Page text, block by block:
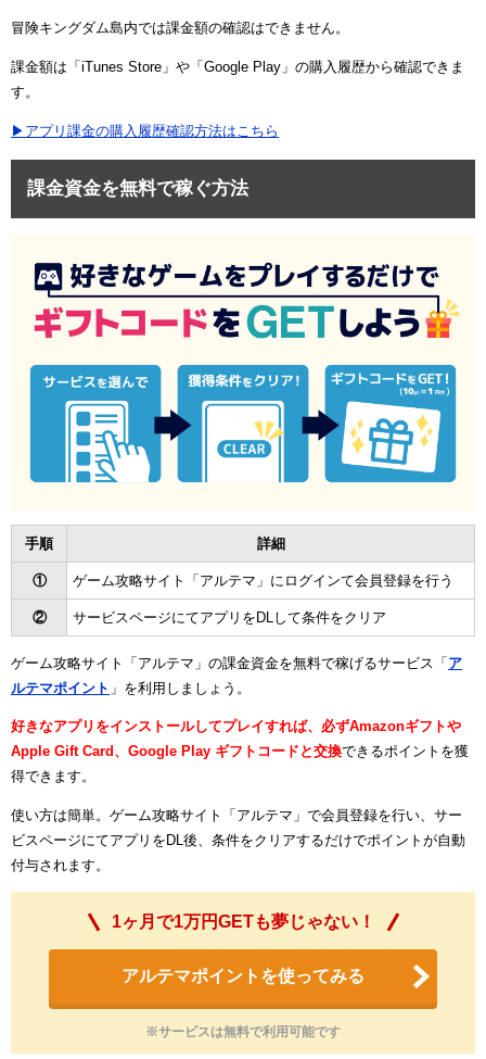
冒険キングダム島内では課金額の確認はできません。
課金額は「iTunes Store」や「Google Play」の購入履歴から確認できま
す。
▶アプリ課金の購入履歴確認方法はこちら
課金資金を無料で稼ぐ方法
手順 詳細
① ゲーム攻略サイト「アルテマ」にログインて会員登録を行う
② サービスページにてアプリをDLして条件をクリア
ゲーム攻略サイト「アルテマ」の課金資金を無料で稼げるサービス「ア
ルテマポイント 」を利用しましょう。
好きなアプリをインストールしてプレイすれば、必ずAmazonギフトや
Apple Gift Card、Google Play ギフトコードと交換できるポイントを獲
得できます。
使い方は簡単。ゲーム攻略サイト「アルテマ」で会員登録を行い、サー
ビスページにてアプリをDL後、条件をクリアするだけでポイントが自動
付与されます。
1ヶ月で1万円GETも夢じゃない！
アルテマポイントを使ってみる
※サービスは無料で利用可能です